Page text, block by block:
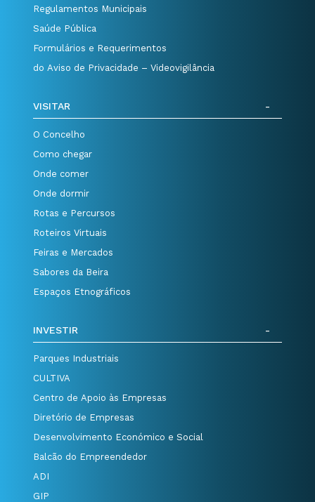
Regulamentos Municipais
Saúde Pública
Formulários e Requerimentos
do Aviso de Privacidade – Videovigilância
VISITAR
O Concelho
Como chegar
Onde comer
Onde dormir
Rotas e Percursos
Roteiros Virtuais
Feiras e Mercados
Sabores da Beira
Espaços Etnográficos
INVESTIR
Parques Industriais
CULTIVA
Centro de Apoio às Empresas
Diretório de Empresas
Desenvolvimento Económico e Social
Balcão do Empreendedor
ADI
GIP